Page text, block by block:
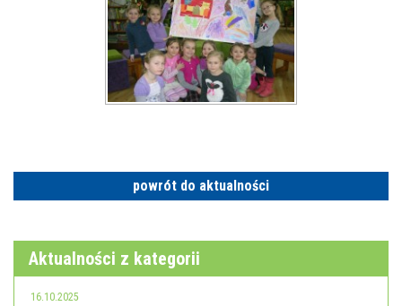
powrót do aktualności
Aktualności z kategorii
16.10.2025